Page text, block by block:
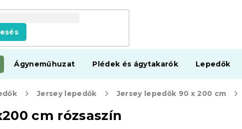
Ágyneműhuzat Plédek és ágytakarók Lepedők
Jersey lepedők Jersey lepedők 90 x 200 cm
cm rózsaszín